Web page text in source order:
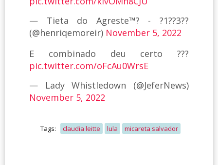
— Tieta do Agreste™? - ?1??3??
(@henriqemoreir) November 5, 2022
E combinado deu certo ???
pic.twitter.com/oFcAu0WrsE
— Lady Whistledown (@JeferNews)
November 5, 2022
Tags: claudia leitte lula micareta salvador